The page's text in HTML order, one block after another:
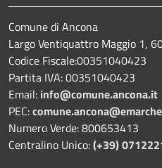
Comune di Ancona
Largo Ventiquattro Maggio 1,
Codice Fiscale:00351040423
Partita IVA: 00351040423
Email: info@comune.ancona.it
PEC:
Numero Verde: 800653413
Centralino Unico:(+39)